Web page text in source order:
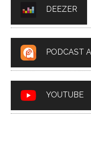
DEEZER
PODCAST
YOUTUBE